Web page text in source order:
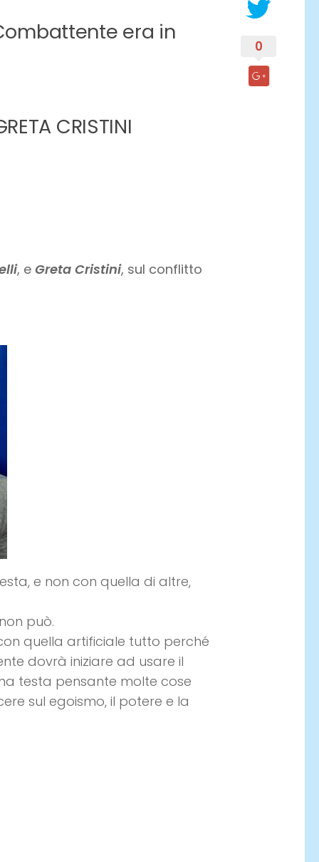
era in
CRISTINI
, e Greta Cristini, sul conflitto
e non con quella di altre,
può.
quella artificiale tutto perché
dovrà iniziare ad usare il
testa pensante molte cose
sul egoismo, il potere e la
0